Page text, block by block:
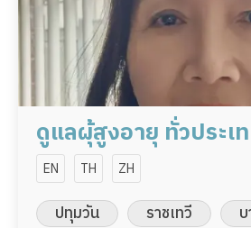
ดูแลผุ้สูงอายุ ทั่วประ
ป่วย 20,000/เดือน มือ
ภาษา รับต่างชาติ
EN TH ZH
ปทุมวัน ราชเทวี